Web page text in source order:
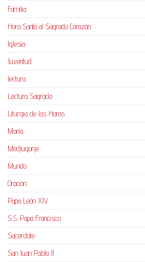
Familia
Hora Santa al Sagrado Corazón
Iglesia
Juventud
lectura
Lectura Sagrada
Liturgia de las Horas
María
Medjugorje
Mundo
Oración
Papa León XIV
S.S. Papa Francisco
Sacerdote
San Juan Pablo II